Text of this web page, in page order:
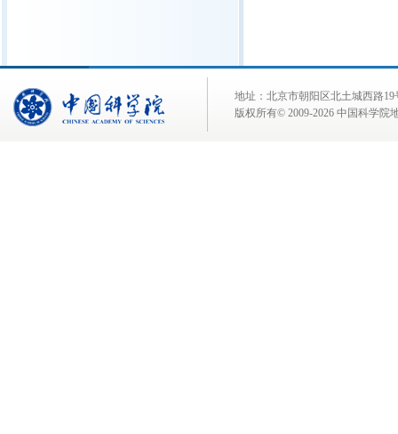
地址：北京市朝阳区北土城西路
版权所有© 2009-2026 中国科学院